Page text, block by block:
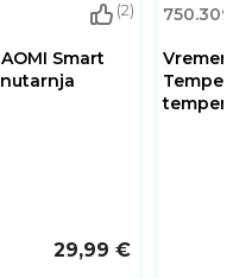
(2)
Smart
29,99 €